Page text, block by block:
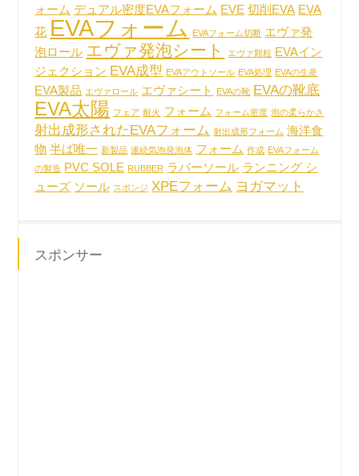
ォーム デュアル密度EVAフォーム EVE 切削EVA EVA
花 EVAフォーム EVAフォーム切断 エヴァ発
泡ロール エヴァ発泡シート エヴァ顆粒 EVAイン
ジェクション EVA成型 EVAアウトソール EVA処理 EVAの生産
EVA製品 エヴァロール エヴァシート EVAの靴 EVAの靴底
EVA太陽 フェア 耐火 フォーム フォーム密度 泡の柔らかさ
射出成形されたEVAフォーム 射出成形フォーム 海洋食
物 半ば唯一 新製品 連続気泡発泡体 フォーム 作成 EVAフォーム
の製造 PVC SOLE RUBBER ラバーソール ランニング シ
ューズ ソール スポンジ XPEフォーム ヨガマット
スポンサー